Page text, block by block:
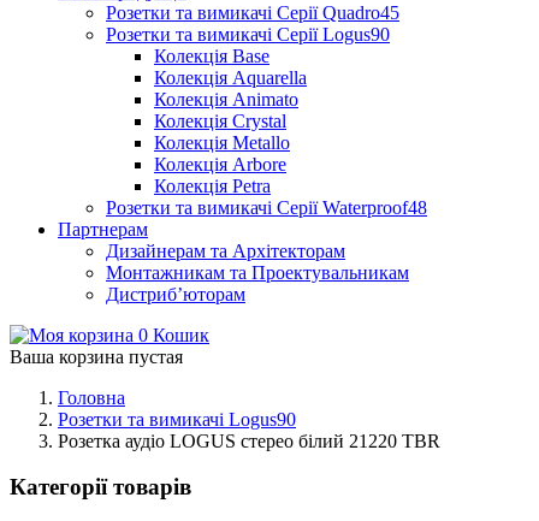
Розетки та вимикачі Серії Quadro45
Розетки та вимикачі Серії Logus90
Колекція Base
Колекція Aquarella
Колекція Animato
Колекція Crystal
Колекція Metallo
Колекція Arbore
Колекція Petra
Розетки та вимикачі Серії Waterproof48
Партнерам
Дизайнерам та Архітекторам
Монтажникам та Проектувальникам
Дистриб’юторам
0 Кошик
Ваша корзина пустая
Головна
Розетки та вимикачі Logus90
Розетка аудіо LOGUS стерео білий 21220 TBR
Категорії товарів